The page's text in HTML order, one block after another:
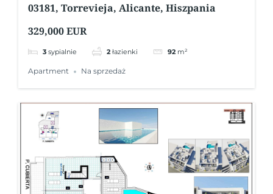
03181, Torrevieja, Alicante, Hiszpania
329,000 EUR
3 sypialnie 2 łazienki 92 m²
Apartment Na sprzedaż